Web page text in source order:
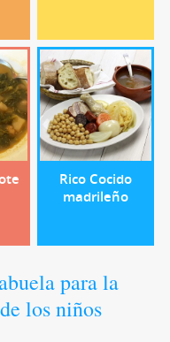
Rico Cocido
madrileño
para la
los niños